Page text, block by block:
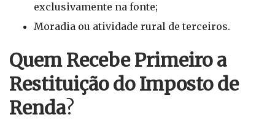
exclusivamente na fonte;
Moradia ou atividade rural de terceiros.
Quem Recebe Primeiro a
Restituição do Imposto de
Renda?